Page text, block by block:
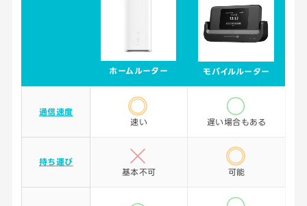
ホームルーター モバイルルーター
通信速度
速い
遅い場合もある
持ち運び
基本不可
可能